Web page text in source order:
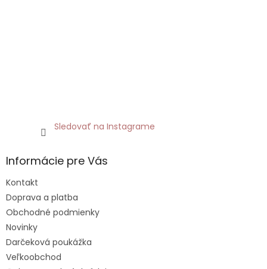
Sledovať na Instagrame
Informácie pre Vás
Kontakt
Doprava a platba
Obchodné podmienky
Novinky
Darčeková poukážka
Veľkoobchod